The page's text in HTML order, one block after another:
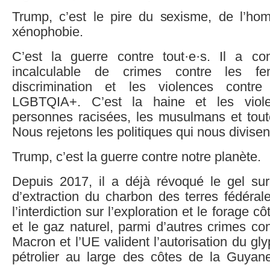
Trump, c’est le pire du sexisme, de
xénophobie.
C’est la guerre contre tout·e·s. Il a
incalculable de crimes contre les
discrimination et les violences contre
LGBTQIA+. C’est la haine et les
personnes racisées, les musulmans et
Nous rejetons les politiques qui nous
Trump, c’est la guerre contre notre planète.
Depuis 2017, il a déjà révoqué le gel
d’extraction du charbon des terres
l’interdiction sur l’exploration et le forage
et le gaz naturel, parmi d’autres crimes
Macron et l’UE valident l’autorisation du
pétrolier au large des côtes de la